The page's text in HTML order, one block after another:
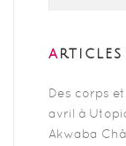
Des corps et
avril à
Akwaba